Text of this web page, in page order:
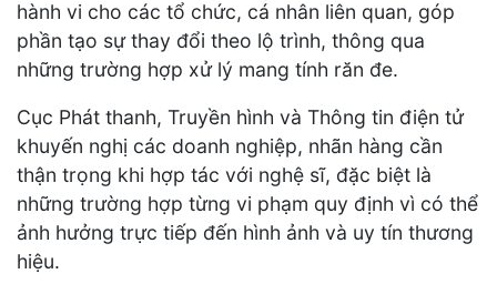
hành vi cho các tổ chức, cá nhân liên quan, góp
phần tạo sự thay đổi theo lộ trình, thông qua
những trường hợp xử lý mang tính răn đe.
Cục Phát thanh, Truyền hình và Thông tin điện tử
khuyến nghị các doanh nghiệp, nhãn hàng cần
thận trọng khi hợp tác với nghệ sĩ, đặc biệt là
những trường hợp từng vi phạm quy định vì có thể
ảnh hưởng trực tiếp đến hình ảnh và uy tín thương
hiệu.